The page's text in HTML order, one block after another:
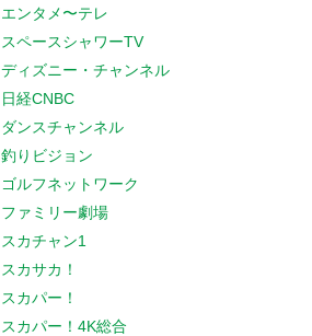
エンタメ〜テレ
スペースシャワーTV
ディズニー・チャンネル
日経CNBC
ダンスチャンネル
釣りビジョン
ゴルフネットワーク
ファミリー劇場
スカチャン1
スカサカ！
スカパー！
スカパー！4K総合